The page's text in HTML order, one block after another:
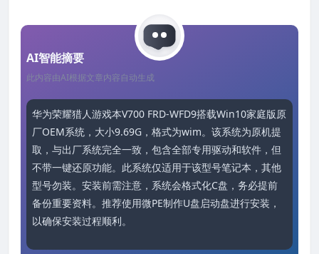
AI智能摘要
此内容由AI根据文章内容自动生成
华为荣耀猎人游戏本V700 FRD-WFD9搭载Win10家庭版原
厂OEM系统，大小9.69G，格式为wim。该系统为原机提
取，与出厂系统完全一致，包含全部专用驱动和软件，但
不带一键还原功能。此系统仅适用于该型号笔记本，其他
型号勿装。安装前需注意，系统会格式化C盘，务必提前
备份重要资料。推荐使用微PE制作U盘启动盘进行安装，
以确保安装过程顺利。